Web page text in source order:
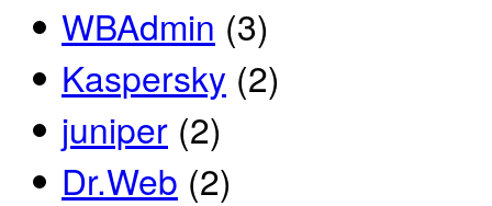
WBAdmin (3)
Kaspersky (2)
juniper (2)
Dr.Web (2)